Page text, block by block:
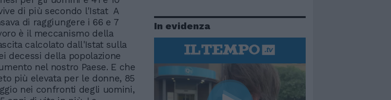
di più secondo l'Istat A
di raggiungere i 66 e 7
è il meccanismo della
calcolato dall'Istat sulla
decessi della popolazione
nel nostro Paese. E che
più elevata per le donne, 85
nei confronti degli uomini,
In evidenza